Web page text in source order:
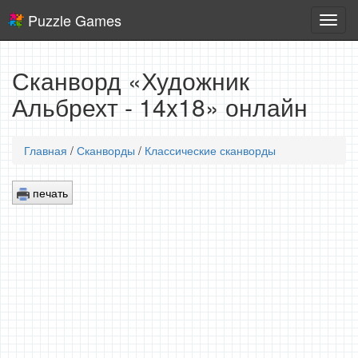
игры
Puzzle Games
Сканворд «Художник
Альбрехт - 14x18» онлайн
Главная / Сканворды / Классические сканворды
печать